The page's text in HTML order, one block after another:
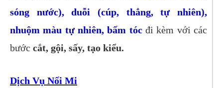
sóng nước), duỗi (cúp, thẳng, tự nhiên),
nhuộm màu tự nhiên, bấm tóc đi kèm với các
bước cắt, gội, sấy, tạo kiểu.
Dịch Vụ Nối Mi